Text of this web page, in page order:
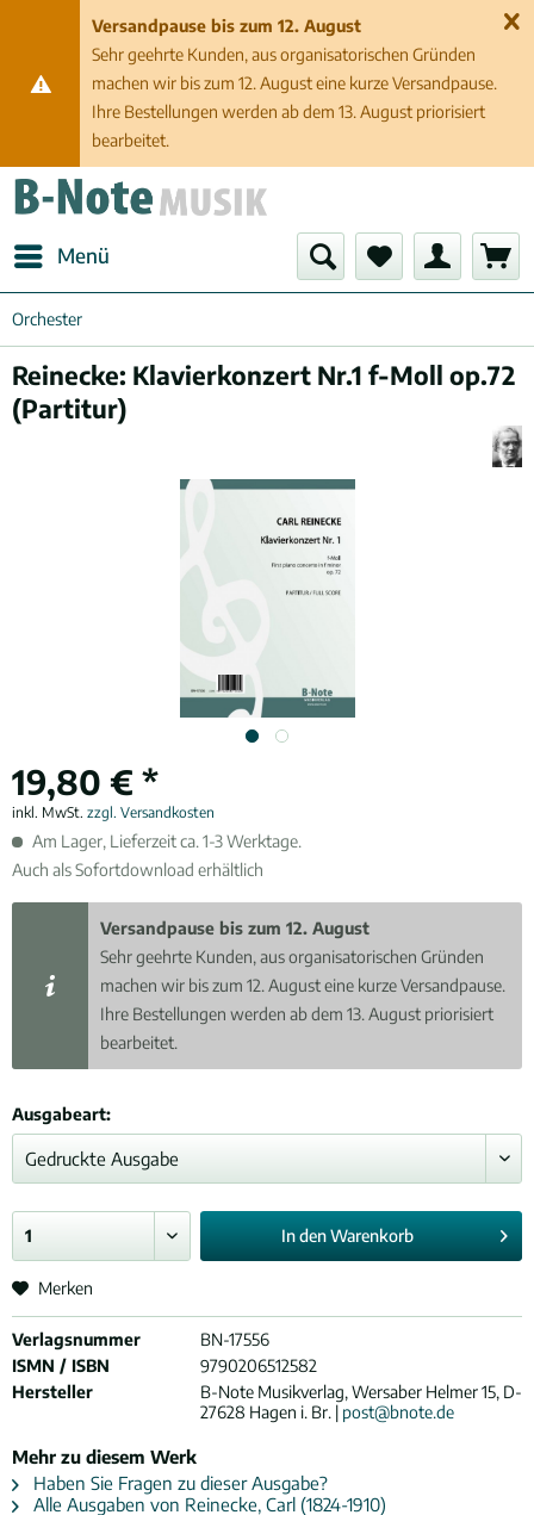
Versandpause bis zum 12. August
Sehr geehrte Kunden, aus organisatorischen Gründen
machen wir bis zum 12. August eine kurze Versandpause.
Ihre Bestellungen werden ab dem 13. August priorisiert
bearbeitet.
Menü
Orchester
Reinecke: Klavierkonzert Nr.1 f-Moll op.72
(Partitur)
19,80 € *
inkl. MwSt. zzgl. Versandkosten
Am Lager, Lieferzeit ca. 1-3 Werktage.
Auch als Sofortdownload erhältlich
Versandpause bis zum 12. August
Sehr geehrte Kunden, aus organisatorischen Gründen
machen wir bis zum 12. August eine kurze Versandpause.
Ihre Bestellungen werden ab dem 13. August priorisiert
bearbeitet.
Ausgabeart:
In denWarenkorb
Merken
Verlagsnummer
BN-17556
ISMN / ISBN
9790206512582
Hersteller
B-Note Musikverlag, Wersaber Helmer 15, D-
27628 Hagen i. Br. | post@bnote.de
Mehr zu diesem Werk
Haben Sie Fragen zu dieser Ausgabe?
Alle Ausgaben von Reinecke, Carl (1824-1910)